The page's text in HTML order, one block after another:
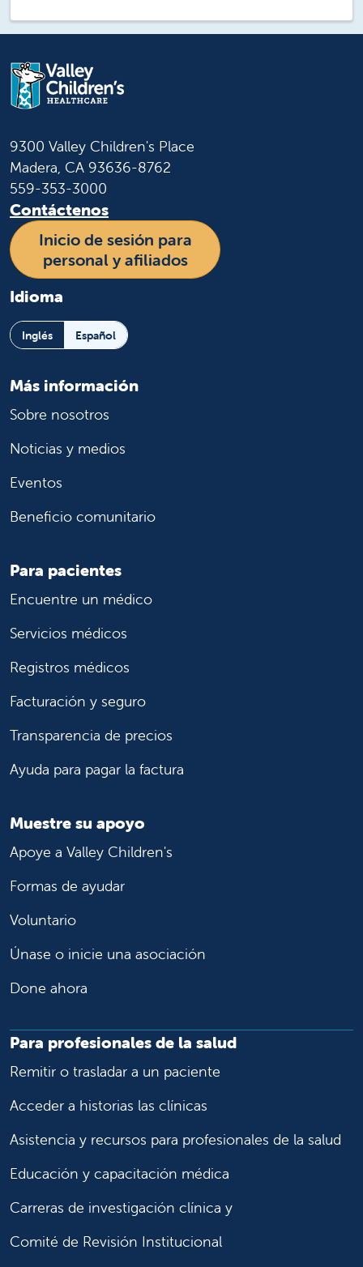
9300 Valley Children's Place
Madera, CA 93636-8762
559-353-3000
Contáctenos
Inicio de sesión para
personal y afiliados
Idioma
Inglés Español
Más información
Sobre nosotros
Noticias y medios
Eventos
Beneficio comunitario
Para pacientes
Encuentre un médico
Servicios médicos
Registros médicos
Facturación y seguro
Transparencia de precios
Ayuda para pagar la factura
Muestre su apoyo
Apoye a Valley Children's
Formas de ayudar
Voluntario
Únase o inicie una asociación
Done ahora
Para profesionales de la salud
Remitir o trasladar a un paciente
Acceder a historias las clínicas
Asistencia y recursos para profesionales de la salud
Educación y capacitación médica
Carreras de investigación clínica y
Comité de Revisión Institucional